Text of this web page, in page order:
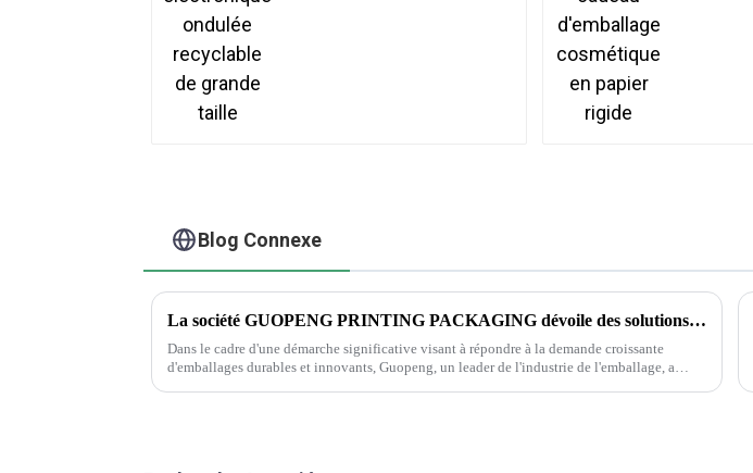
Blog Connexe
La société GUOPENG PRINTING PACKAGING dévoile des solutions d'emballage révolutionnaires pour répondre aux besoins changeants du marché
Dans le cadre d'une démarche significative visant à répondre à la demande croissante
d'emballages durables et innovants, Guopeng, un leader de l'industrie de l'emballage, a